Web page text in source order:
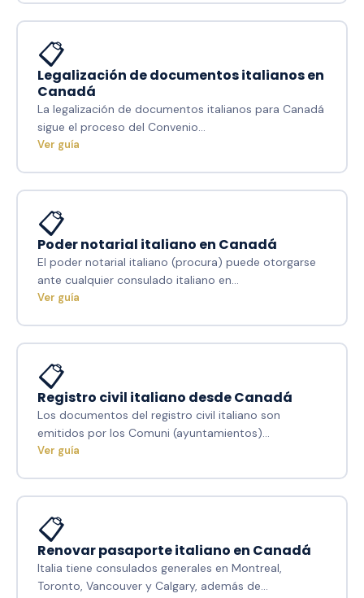
📋
Legalización de documentos italianos en
Canadá
La legalización de documentos italianos para Canadá
sigue el proceso del Convenio…
Ver guía
📋
Poder notarial italiano en Canadá
El poder notarial italiano (procura) puede otorgarse
ante cualquier consulado italiano en…
Ver guía
📋
Registro civil italiano desde Canadá
Los documentos del registro civil italiano son
emitidos por los Comuni (ayuntamientos)…
Ver guía
📋
Renovar pasaporte italiano en Canadá
Italia tiene consulados generales en Montreal,
Toronto, Vancouver y Calgary, además de…